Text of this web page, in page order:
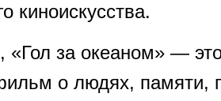
киноискусства.
за океаном» —
о людях, памяти,